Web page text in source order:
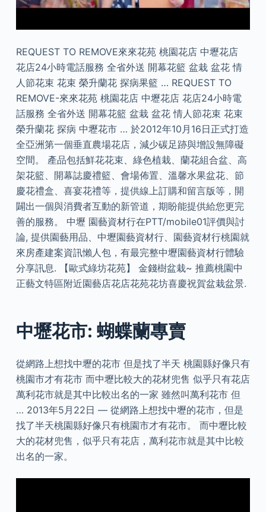
REQUEST TO REMOVE來來花苑 桃園花店 中壢花店
花店24小時電話服務 全省外送 開幕花籃 盆栽 盆花 情
人節花束 花束 榮升蘭花 探病果籃 … REQUEST TO
REMOVE-來來花苑 桃園花店 中壢花店 花店24小時電
話服務 全省外送 開幕花籃 盆栽 盆花 情人節花束 花束
榮升蘭花 探病 中壢花市 … 於2012年10月16日正式打造
全亞洲第一個垂直農場花店，減少碳足跡與增設無障礙
空間。 產品包括鮮花花束、綠色植栽、蘭花組合盆、高
架花籃、開幕誌慶禮籃、會場佈置、溫馨水果盆花、節
慶花禮盒、喜宴花禮等，提供線上訂購和留言版等，開
闢出一個與消費者互動的新管道，期盼能提供給您更完
善的服務。 中壢 園藝資材行在PTT/mobile01評價與討
論, 提供園藝用品、中壢園藝資材行、園藝資材行桃園就
來房產建案資訊懶人包，有最完整中壢園藝資材行體驗
分享訊息. 【歐式綠坊花苑】 金錢樹盆栽~ 推薦桃園中
正藝文特區附近園藝店花店花苑花坊喜慶祝賀盆栽盆景.
中壢花市: 蝴蝶蘭專賣
從網路上想找中壢的花市 但是找了半天 桃園縣好像只有
桃園市才有花市 而中壢比較大的花材兜售 似乎只有花店
萬利花市就是其中比較出名的一家 雖然叫萬利花市 但
… 2013年5月22日 — 從網路上想找中壢的花市，但是
找了半天桃園縣好像只有桃園市才有花市。 而中壢比較
大的花材兜售，似乎只有花店，萬利花市就是其中比較
出名的一家。